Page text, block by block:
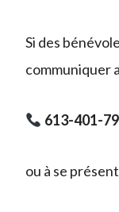
Si des
communiquer
613-401-
ou à se